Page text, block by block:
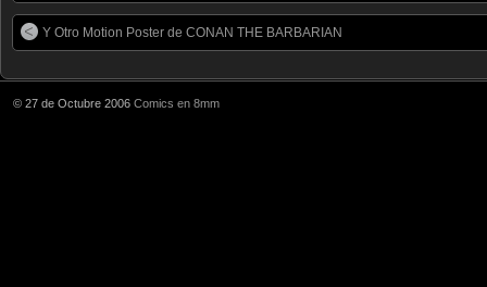
Y Otro Motion Poster de CONAN THE BARBARIAN
© 27 de Octubre 2006 Comics en 8mm